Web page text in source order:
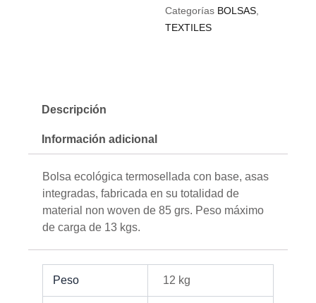
Categorías BOLSAS
TEXTILES
Descripción
Información adicional
Bolsa ecológica termosellada con base, asas
integradas, fabricada en su totalidad de
material non woven de 85 grs. Peso máximo
de carga de 13 kgs.
Peso 12 kg